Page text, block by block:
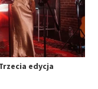
edycja